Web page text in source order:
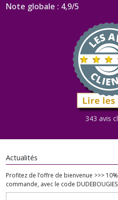
Note globale : 4,9/5
343 avis
Actualités
Profitez de l’offre de bienvenue >>>
commande, avec le code DUDEBOUGIES.